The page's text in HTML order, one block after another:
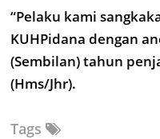
“Pelaku kami
KUHPidana dengan
(Sembilan) tahun
(Hms/Jhr).
Tags